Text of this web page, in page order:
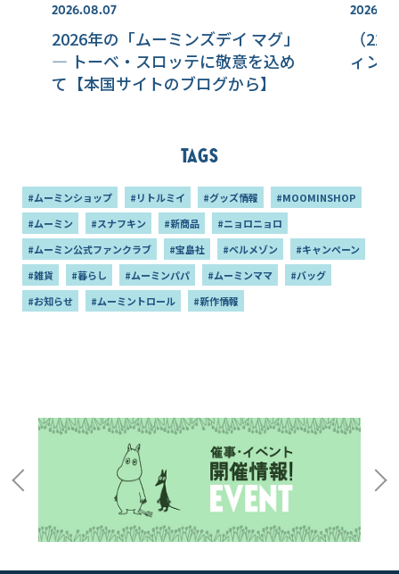
2026.08.07
2026年の「ムーミンズデイ マグ」
― トーベ・スロッテに敬意を込め
て【本国サイトのブログから】
（
ィン
Tags
#ムーミンショップ #リトルミイ #グッズ情報
#MOOMINSHOP
#ムーミン
#スナフキン #新商品
#ニョロニョロ
#ムーミン公式ファンクラブ
#宝島社 #ベルメゾン
#キャンペーン
#雑貨
#暮らし #ムーミンパパ #ムーミンママ
#バッグ
#お知らせ
#ムーミントロール #新作情報